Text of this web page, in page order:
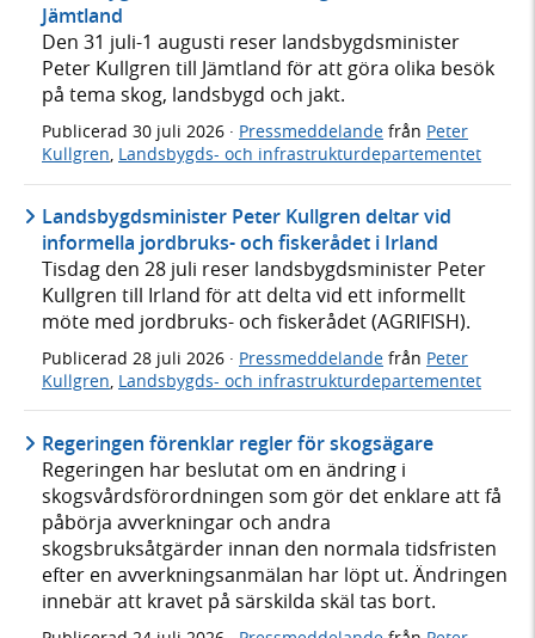
Jämtland
Den 31 juli-1 augusti reser landsbygdsminister
Peter Kullgren till Jämtland för att göra olika besök
på tema skog, landsbygd och jakt.
Publicerad 30 juli 2026 · Pressmeddelande från Peter
Kullgren, Landsbygds- och infrastrukturdepartementet
Landsbygdsminister Peter Kullgren deltar vid
informella jordbruks- och fiskerådet i Irland
Tisdag den 28 juli reser landsbygdsminister Peter
Kullgren till Irland för att delta vid ett informellt
möte med jordbruks- och fiskerådet (AGRIFISH).
Publicerad 28 juli 2026 · Pressmeddelande från Peter
Kullgren, Landsbygds- och infrastrukturdepartementet
Regeringen förenklar regler för skogsägare
Regeringen har beslutat om en ändring i
skogsvårdsförordningen som gör det enklare att få
påbörja avverkningar och andra
skogsbruksåtgärder innan den normala tidsfristen
efter en avverkningsanmälan har löpt ut. Ändringen
innebär att kravet på särskilda skäl tas bort.